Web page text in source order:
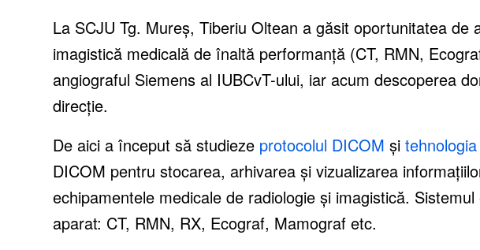
La SCJU Tg. Mureș, Tiberiu Oltean a găsit oportunitatea de
imagistică medicală de înaltă performanță (CT, RMN,
angiograful Siemens al IUBCvT-ului, iar acum descoperea
direcție.
De aici a început să studieze protocolul DICOM și
DICOM pentru stocarea, arhivarea și vizualizarea
echipamentele medicale de radiologie și imagistică. Sistemul
aparat: CT, RMN, RX, Ecograf, Mamograf etc.